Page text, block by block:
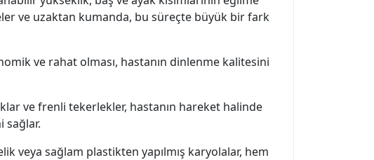
ve uzaktan kumanda, bu süreçte büyük bir fark
ve rahat olması, hastanın dinlenme kalitesini
ve frenli tekerlekler, hastanın hareket halinde
sağlar.
veya sağlam plastikten yapılmış karyolalar, hem